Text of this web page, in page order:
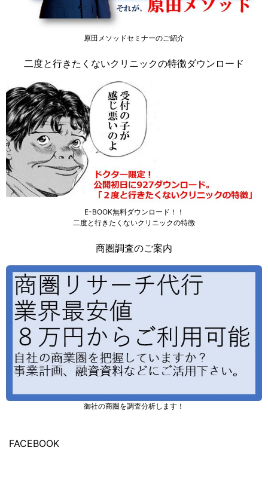
原田メソッドセミナーのご紹介
二度と行きたくないクリニックの特徴ダウンロード
E-BOOK無料ダウンロード！！
二度と行きたくないクリニックの特徴
商圏調査のご案内
御社の商圏を調査分析します！
FACEBOOK